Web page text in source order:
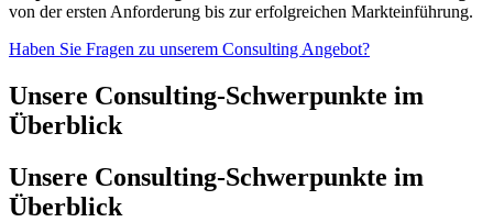
von der ersten Anforderung bis zur erfolgreichen Markteinführung.
Haben Sie Fragen zu unserem Consulting Angebot?
Unsere Consulting-Schwerpunkte im
Überblick
Unsere Consulting-Schwerpunkte im
Überblick